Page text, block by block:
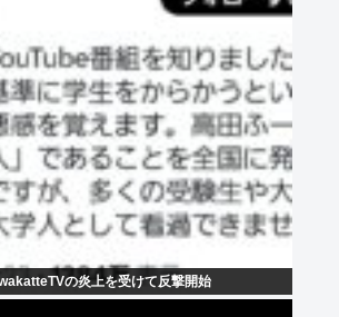
の炎上を受けて反撃開始